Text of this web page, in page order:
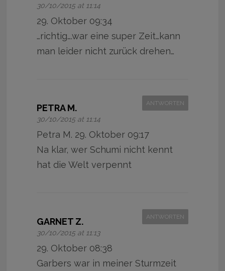
30/10/2015 at 11:14
29. Oktober 09:34
…richtig….war eine super Zeit…kann
man leider nicht zurück drehen…
PETRA M.
30/10/2015 at 11:14
ANTWORTEN
Petra M. 29. Oktober 09:17
Na klar, wer Schumi nicht kennt
hat die Welt verpennt
GARNET Z.
30/10/2015 at 11:13
ANTWORTEN
29. Oktober 08:38
Garbers war in meiner Sturmzeit